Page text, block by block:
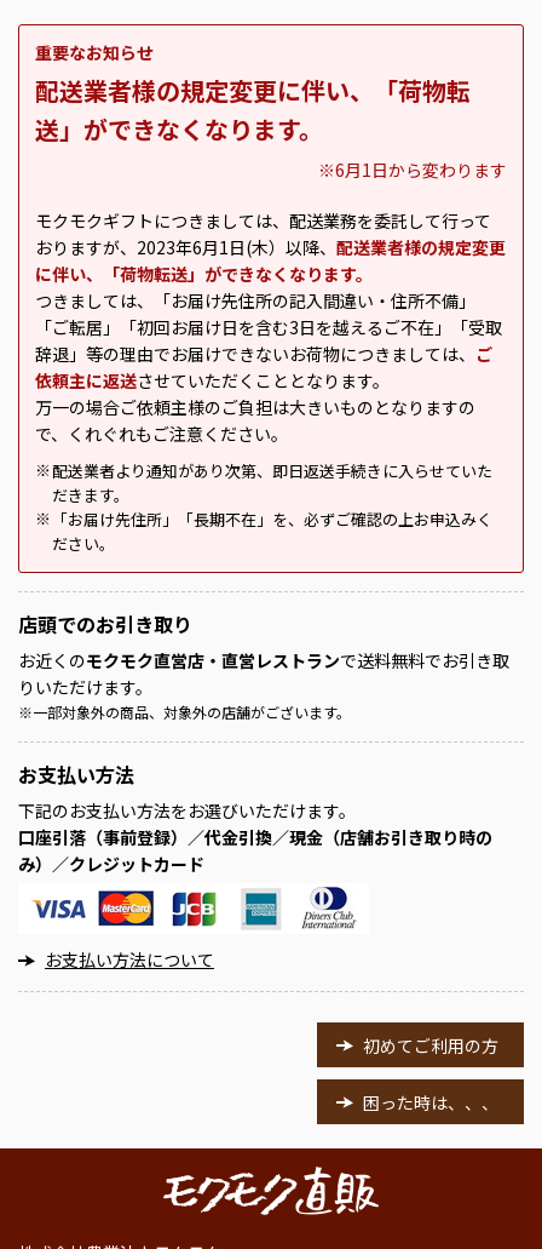
重要なお知らせ
配送業者様の規定変更に伴い、「荷物転
送」ができなくなります。
※6月1日から変わります
モクモクギフトにつきましては、配送業務を委託して行って
おりますが、2023年6月1日(木）以降、 配送業者様の規定変更
に伴い、「荷物転送」ができなくなります。
つきましては、「お届け先住所の記入間違い・住所不備」
「ご転居」「初回お届け日を含む3日を越えるご不在」「受取
辞退」等の理由でお届けできないお荷物につきましては、 ご
依頼主に返送させていただくこととなります。
万一の場合ご依頼主様のご負担は大きいものとなりますの
で、くれぐれもご注意ください。
※ 配送業者より通知があり次第、即日返送手続きに入らせていた
だきます。
※
「お届け先住所」「長期不在」を、必ずご確認の上お申込みく
ださい。
店頭でのお引き取り
お近くのモクモク直営店・直営レストランで送料無料でお引き取
りいただけます。
※一部対象外の商品、対象外の店舗がございます。
お支払い方法
下記のお支払い方法をお選びいただけます。
口座引落（事前登録）／代金引換／現金（店舗お引き取り時の
み）／クレジットカード
お支払い方法について
初めてご利用の方
困った時は、、、